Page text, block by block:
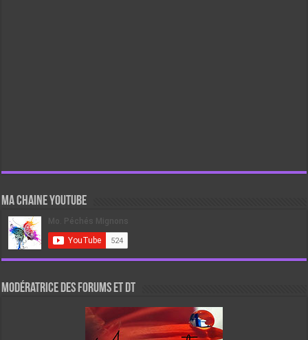
Ma chaine Youtube
Modératrice des forums et DT